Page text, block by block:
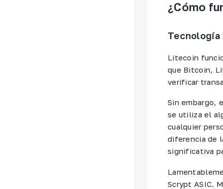
¿Cómo
Litecoin
que Bitcoin,
verificar
Sin embargo,
se utiliza el
cualquier
diferencia de
significativa
Scrypt ASIC.